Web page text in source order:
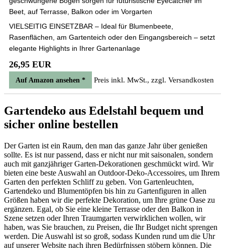
Beet, auf Terrasse, Balkon oder im Vorgarten
VIELSEITIG EINSETZBAR – Ideal für Blumenbeete,
Rasenflächen, am Gartenteich oder den Eingangsbereich – setzt
elegante Highlights in Ihrer Gartenanlage
26,95 EUR
Auf Amazon ansehen * Preis inkl. MwSt., zzgl. Versandkosten
Gartendeko aus Edelstahl bequem und
sicher online bestellen
Der Garten ist ein Raum, den man das ganze Jahr über genießen
sollte. Es ist nur passend, dass er nicht nur mit saisonalen, sondern
auch mit ganzjähriger Garten-Dekorationen geschmückt wird. Wir
bieten eine beste Auswahl an Outdoor-Deko-Accessoires, um Ihrem
Garten den perfekten Schliff zu geben. Von Gartenleuchten,
Gartendeko und Blumentöpfen bis hin zu Gartenfiguren in allen
Größen haben wir die perfekte Dekoration, um Ihre grüne Oase zu
ergänzen. Egal, ob Sie eine kleine Terrasse oder den Balkon in
Szene setzen oder Ihren Traumgarten verwirklichen wollen, wir
haben, was Sie brauchen, zu Preisen, die Ihr Budget nicht sprengen
werden. Die Auswahl ist so groß, sodass Kunden rund um die Uhr
auf unserer Website nach ihren Bedürfnissen stöbern können. Die